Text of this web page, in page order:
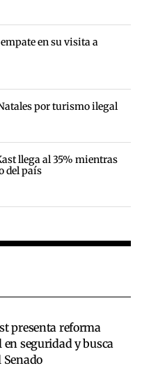
en su visita a
por turismo ilegal
llega al 35% mientras
del país
presenta reforma
seguridad y busca
Senado